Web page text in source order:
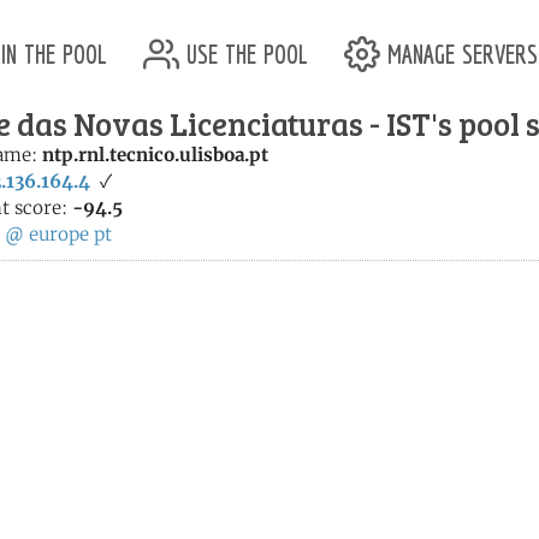
the pool use the pool manage servers
das Novas Licenciaturas - IST's pool
ntp.rnl.tecnico.ulisboa.pt
✓
score: -94.5
@ europe pt